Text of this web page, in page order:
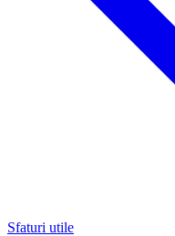
Sfaturi utile